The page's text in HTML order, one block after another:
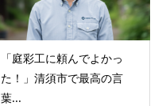
「庭彩工に頼んでよかっ
た！」清須市で最高の言
葉...